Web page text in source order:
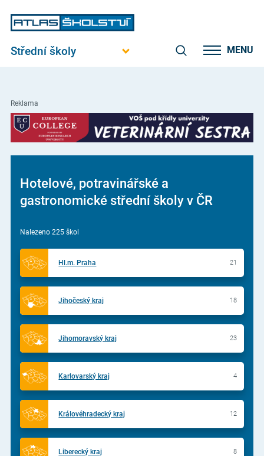
Střední školy MENU
Reklama
Hotelové, potravinářské a
gastronomické střední školy v ČR
Nalezeno 225 škol
Hl.m. Praha 21
Jihočeský kraj 18
Jihomoravský kraj 23
Karlovarský kraj 4
Královéhradecký kraj 12
Liberecký kraj 8